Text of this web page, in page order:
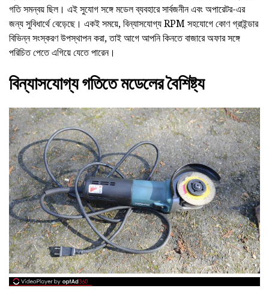
গতি সমন্বয় ছিল। এই সুযোগ সঙ্গে মডেল ব্যবহারে সার্বজনীন এবং অপারেটর-এর
জন্য সুবিধার্থে বেড়েছে। একই সময়ে, বিন্যাসযোগ্য RPM সহযোগে কোণ গ্রাইন্ডার
বিভিন্ন সংস্করণ উপস্থাপন করা, তাই আগে আপনি কিনতে বাজারে অফার সঙ্গে
পরিচিত পেতে এগিয়ে যেতে পারেন।
বিন্যাসযোগ্য গতিতে মডেলের বৈশিষ্ট্য